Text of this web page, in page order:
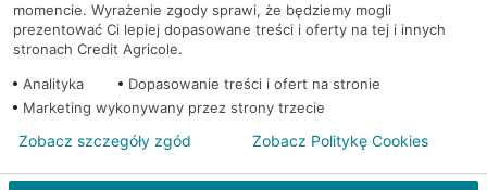
PolitykaCookies
© 2026 Credit Agricole Bank Polska S.A. Wszelkie prawa zastrzeżone
momencie. Wyrażenie zgody sprawi, że będziemy mogli
prezentować Ci lepiej dopasowane treści i oferty na tej i innych
stronach Credit Agricole.
Analityka
Dopasowanie treści i ofert na stronie
Marketing wykonywany przez strony trzecie
Zobacz szczegóły zgód Zobacz Politykę Cookies